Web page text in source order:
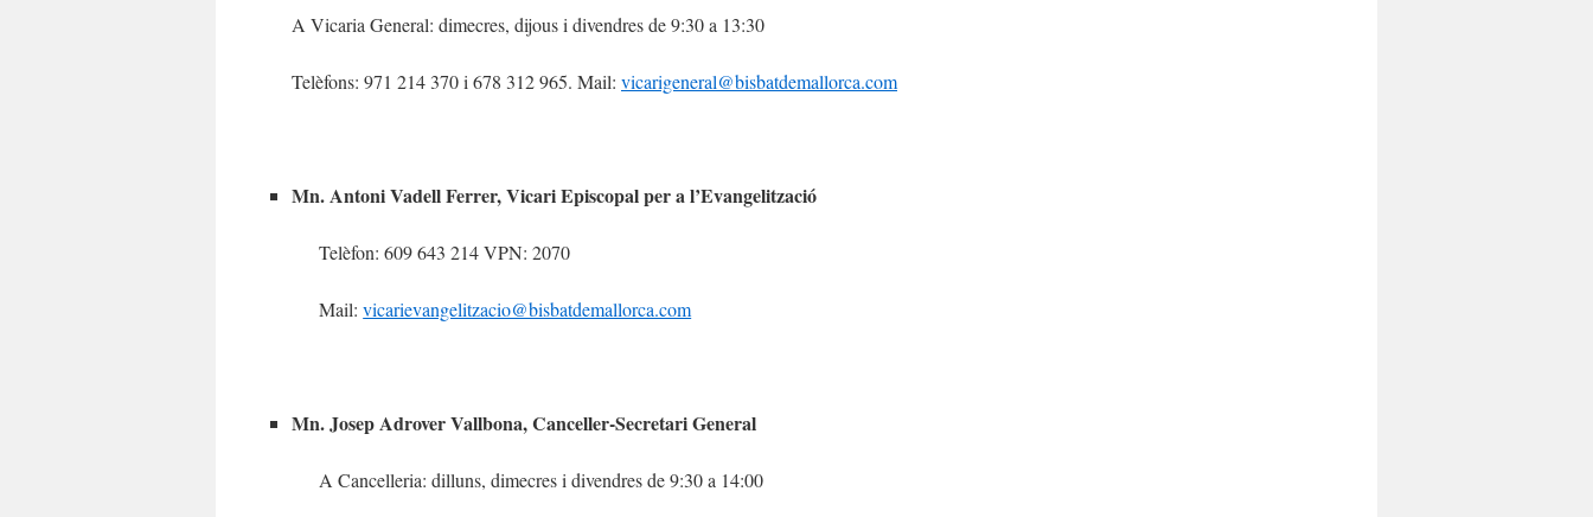
A Vicaria General: dimecres, dijous i divendres de 9:30 a 13:30
Telèfons: 971 214 370 i 678 312 965. Mail: vicarigeneral@bisbatdemallorca.com
Mn. Antoni Vadell Ferrer, Vicari Episcopal per a l’Evangelització
Telèfon: 609 643 214 VPN: 2070
Mail:vicarievangelitzacio@bisbatdemallorca.com
Mn. Josep Adrover Vallbona, Canceller-Secretari General
A Cancelleria: dilluns, dimecres i divendres de 9:30 a 14:00